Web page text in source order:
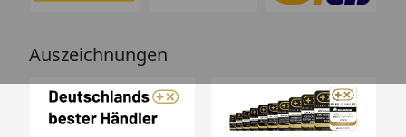
Auszeichnungen